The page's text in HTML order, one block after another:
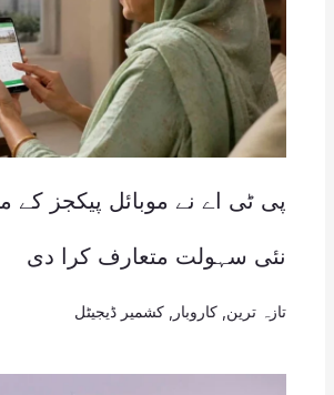
پی ٹی اے نے موبائل پیکجز کے
نئی سہولت متعارف کرا دی
تازہ ترین کاروبار کشمیر ڈیجیٹل